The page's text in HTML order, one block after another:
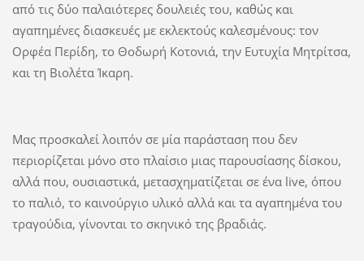
από τις δύο παλαιότερες δουλειές του, καθώς και
αγαπημένες διασκευές με εκλεκτούς καλεσμένους: τον
Ορφέα Περίδη, το Θοδωρή Κοτονιά, την Ευτυχία Μητρίτσα,
και τη Βιολέτα Ίκαρη.
Μας προσκαλεί λοιπόν σε μία παράσταση που δεν
περιορίζεται μόνο στο πλαίσιο μιας παρουσίασης δίσκου,
αλλά που, ουσιαστικά, μετασχηματίζεται σε ένα live, όπου
το παλιό, το καινούργιο υλικό αλλά και τα αγαπημένα του
τραγούδια, γίνονται το σκηνικό της βραδιάς.